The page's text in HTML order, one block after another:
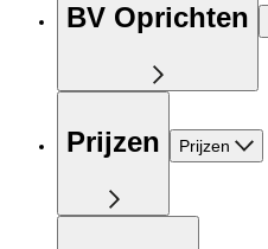
BV Oprichten
Prijzen Prijzen